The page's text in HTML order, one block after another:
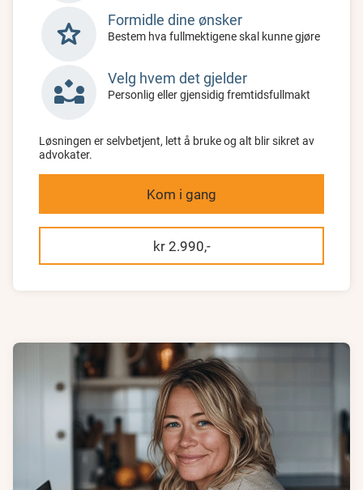
star Formidle dine ønsker
Bestem hva fullmektigene skal kunne gjøre
partner_exchange Velg hvem det gjelder
Personlig eller gjensidig fremtidsfullmakt
Løsningen er selvbetjent, lett å bruke og alt blir sikret av
advokater.
Kom i gang
kr 2.990,-